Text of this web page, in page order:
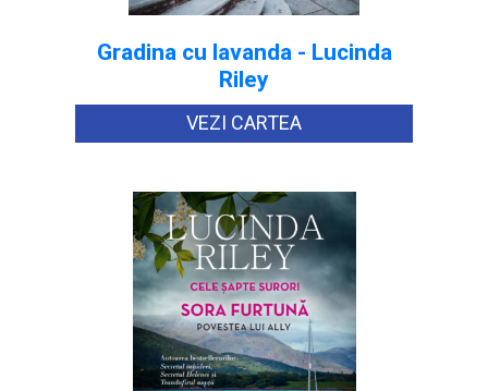
Gradina cu lavanda - Lucinda
Riley
VEZI CARTEA